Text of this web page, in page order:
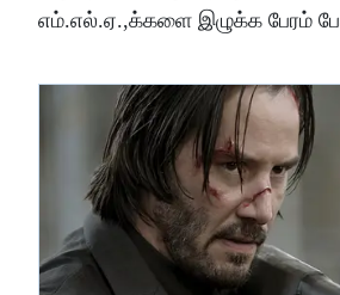
எம்.எல்.ஏ.,க்களை இழுக்க பேரம்